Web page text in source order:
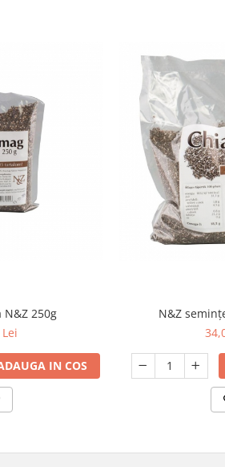
250g
IN COS
N&Z